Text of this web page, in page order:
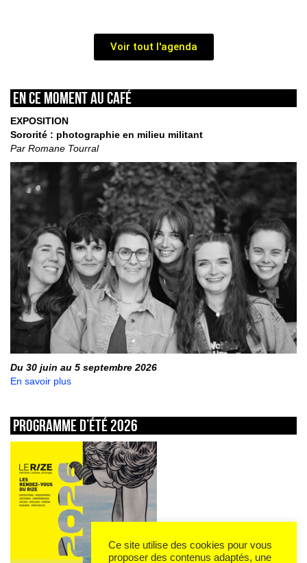
Voir tout l'agenda
En ce moment au café
EXPOSITION
Sororité : photographie en milieu militant
Par Romane Tourral
Du 30 juin au 5 septembre 2026
En savoir plus
Programme d’été 2026
Ce site utilise des cookies pour vous
proposer des contenus adaptés, une